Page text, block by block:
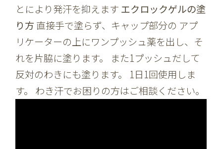
とにより発汗を抑えます エクロックゲルの塗
り方 直接手で塗らず、キャップ部分の アプ
リケーターの上にワンプッシュ薬を出し、そ
れを片脇に塗ります。 また1プッシュだして
反対のわきにも塗ります。 1日1回使用しま
す。 わき汗でお困りの方はご相談ください。